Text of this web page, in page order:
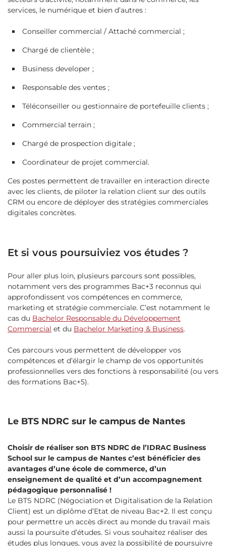
services, le numérique et bien d’autres :
Conseiller commercial / Attaché commercial ;
Chargé de clientèle ;
Business developer ;
Responsable des ventes ;
Téléconseiller ou gestionnaire de portefeuille clients ;
Commercial terrain ;
Chargé de prospection digitale ;
Coordinateur de projet commercial.
Ces postes permettent de travailler en interaction directe
avec les clients, de piloter la relation client sur des outils
CRM ou encore de déployer des stratégies commerciales
digitales concrètes.
Et si vous poursuiviez vos études ?
Pour aller plus loin, plusieurs parcours sont possibles,
notamment vers des programmes Bac+3 reconnus qui
approfondissent vos compétences en commerce,
marketing et stratégie commerciale. C’est notamment le
cas du Bachelor Responsable du Développement
Commercial et du Bachelor Marketing & Business.
Ces parcours vous permettent de développer vos
compétences et d’élargir le champ de vos opportunités
professionnelles vers des fonctions à responsabilité (ou vers
des formations Bac+5).
Le BTS NDRC sur le campus de Nantes
Choisir de réaliser son BTS NDRC de l’IDRAC Business
School sur le campus de Nantes c’est bénéficier des
avantages d’une école de commerce, d’un
enseignement de qualité et d’un accompagnement
pédagogique personnalisé !
Le BTS NDRC (Négociation et Digitalisation de la Relation
Client) est un diplôme d’Etat de niveau Bac+2. Il est conçu
pour permettre un accès direct au monde du travail mais
aussi la poursuite d’études. Si vous souhaitez réaliser des
études plus longues, vous avez la possibilité de poursuivre